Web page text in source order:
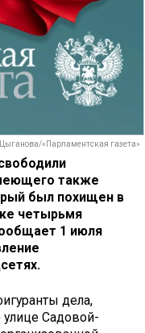
«Парламентская газета»
также
был похищен в
четырьмя
1 июля
дела,
улице Садовой-